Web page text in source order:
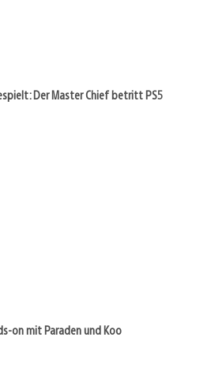
Der Master Chief betritt PS5
on mit Paraden und Koo